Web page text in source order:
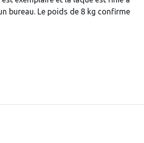
bureau. Le poids de 8 kg confirme